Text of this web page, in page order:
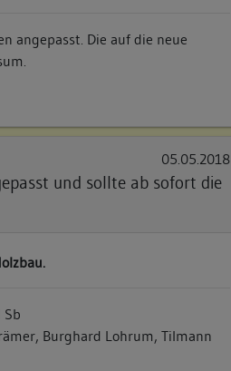
angepasst. Die auf die neue
05.05.2018
und sollte ab sofort die
Burghard Lohrum, Tilmann